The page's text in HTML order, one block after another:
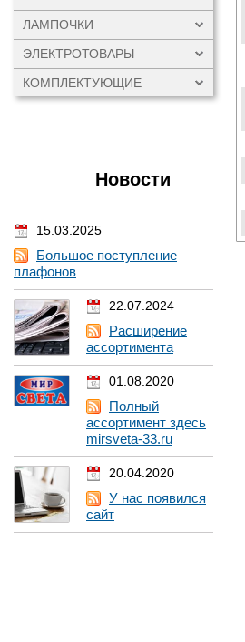
ЛАМПОЧКИ
ЭЛЕКТРОТОВАРЫ
КОМПЛЕКТУЮЩИЕ
Новости
15.03.2025
Большое поступление
плафонов
22.07.2024
Расширение
ассортимента
01.08.2020
Полный
ассортимент здесь
mirsveta-33.ru
20.04.2020
У нас появился
сайт